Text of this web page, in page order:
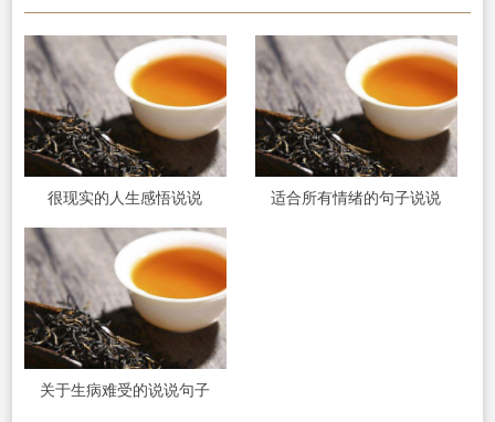
很现实的人生感悟说说 适合所有情绪的句子说说
关于生病难受的说说句子